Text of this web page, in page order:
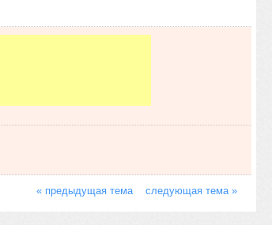
« предыдущая тема следующая тема »